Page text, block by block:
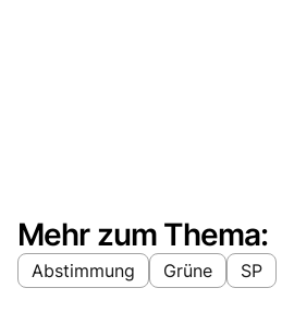
Mehr zum Thema:
Abstimmung Grüne SP